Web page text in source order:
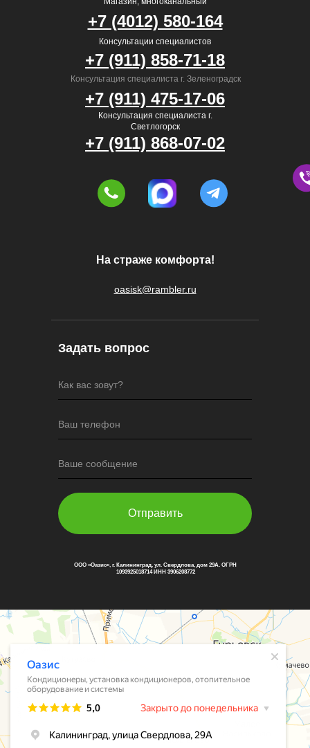
Как вас зовут?
Ваш телефон
Ваше сообщение
Отправить
oasisk@rambler.ru
На страже комфорта!
Консультация специалиста г.
Светлогорск
Консультация специалиста г. Зеленоградск
Консультации специалистов
+7 (911) 858-71-18
+7 (911) 475-17-06
+7 (911) 868-07-02
+7 (4012) 580-164
Задать вопрос
ООО «Оазис», г. Калининград, ул. Свердлова, дом 29А. ОГРН
1093925018714 ИНН 3906208772